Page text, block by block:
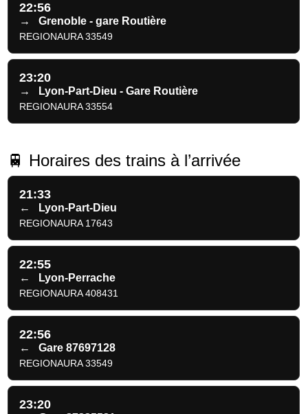
22:56
→ Grenoble - gare Routière
REGIONAURA 33549
23:20
→ Lyon-Part-Dieu - Gare Routière
REGIONAURA 33554
🚆 Horaires des trains à l’arrivée
21:33
← Lyon-Part-Dieu
REGIONAURA 17643
22:55
← Lyon-Perrache
REGIONAURA 408431
22:56
← Gare 87697128
REGIONAURA 33549
23:20